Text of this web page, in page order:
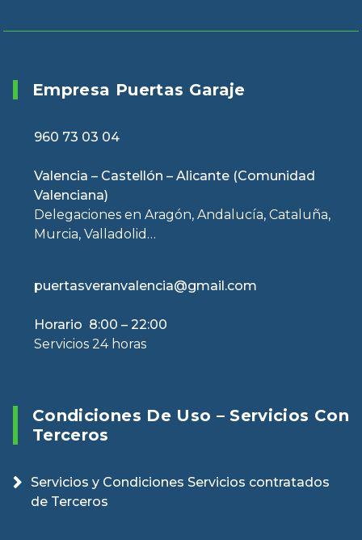
Empresa Puertas Garaje
960 73 03 04
Valencia – Castellón – Alicante (Comunidad
Valenciana)
Delegaciones en Aragón, Andalucía, Cataluña,
Murcia, Valladolid…
puertasveranvalencia@gmail.com
Horario 8:00 – 22:00
Servicios 24 horas
Condiciones De Uso – Servicios Con
Terceros
Servicios y Condiciones Servicios contratados
de Terceros